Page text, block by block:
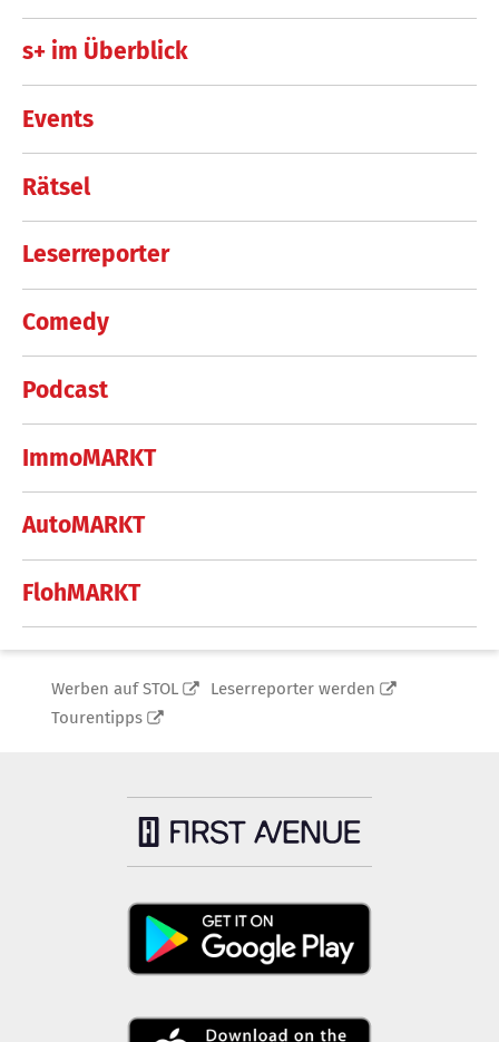
s+ im Überblick
Events
Rätsel
Leserreporter
Comedy
Podcast
ImmoMARKT
AutoMARKT
FlohMARKT
Werben auf STOL
Leserreporter werden
Tourentipps